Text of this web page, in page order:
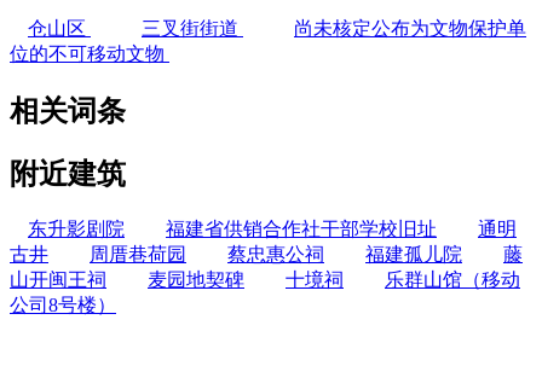
仓山区 三叉街街道
尚未核定公布为文物保护单
位的不可移动文物
相关词条
附近建筑
东升影剧院 福建省供销合作社干部学校旧址
通明
古井
周厝巷荷园 蔡忠惠公祠 福建孤儿院
藤
山开闽王祠
麦园地契碑 十境祠
乐群山馆（移动
公司8号楼）